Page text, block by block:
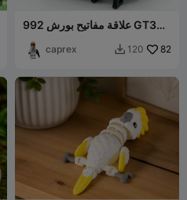
علاقة مفاتيح بورش 992 GT3
caprex  120 82